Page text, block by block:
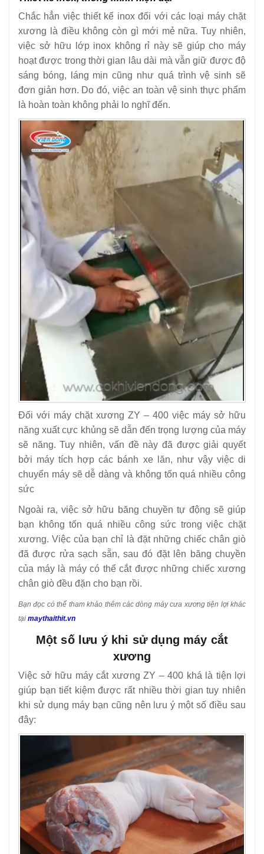
Chắc hẳn việc thiết kế inox đối với các loại máy chặt
xương là điều không còn gì mới mẻ nữa. Tuy nhiên,
việc sở hữu lớp inox không rỉ này sẽ giúp cho máy
hoạt được trong thời gian lâu dài mà vẫn giữ được độ
sáng bóng, láng mịn cũng như quá trình vệ sinh sẽ
đơn giản hơn. Do đó, việc an toàn vệ sinh thực phẩm
là hoàn toàn không phải lo nghĩ đến.
Đối với máy chặt xương ZY – 400 việc máy sở hữu
năng xuất cực khủng sẽ dẫn đến trọng lượng của máy
sẽ năng. Tuy nhiên, vấn đề này đã được giải quyết
bởi máy tích hợp các bánh xe lăn, như vậy việc di
chuyển máy sẽ dễ dàng và không tốn quá nhiều công
sức
Ngoài ra, việc sở hữu băng chuyền tự động sẽ giúp
bạn không tốn quá nhiều công sức trong việc chặt
xương. Việc của bạn chỉ là đặt những chiếc chân giò
đã được rửa sạch sẵn, sau đó đặt lên băng chuyền
của máy là máy có thể cắt được những chiếc xương
chân giò đều đặn cho bạn rồi.
Bạn đọc có thể tham khảo thêm các dòng máy cưa xương tiện lợi khác
tại maythaithit.vn
Một số lưu ý khi sử dụng máy cắt
xương
Việc sở hữu máy cắt xương ZY – 400 khá là tiện lợi
giúp bạn tiết kiệm được rất nhiều thời gian tuy nhiên
khi sử dụng máy bạn cũng nên lưu ý một số điều sau
đây: